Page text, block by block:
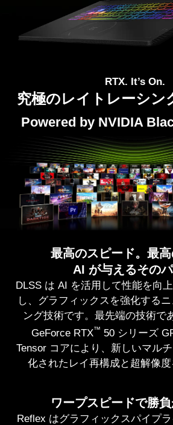
RTX. It’s On.
究極のレイトレーシン
Powered by NVIDIA
最高のスピード。最高
AI が与えるその
DLSS は AI を活用して性能を向
し、グラフィックスを強化する
ング技術です。最先端の技術で
GeForce RTX™ 50 シリーズ
Tensor コアにより、新しいマル
化されたレイ再構成と超解像度
ワープスピードで勝
Reflex はグラフィックスパイプ